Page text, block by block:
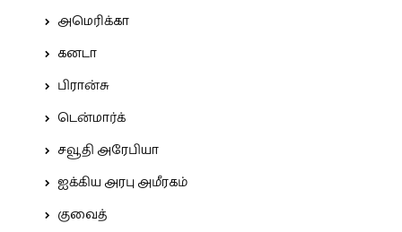
அமெரிக்கா
கனடா
பிரான்சு
டென்மார்க்
சவூதி அரேபியா
ஐக்கிய அரபு அமீரகம்
குவைத்